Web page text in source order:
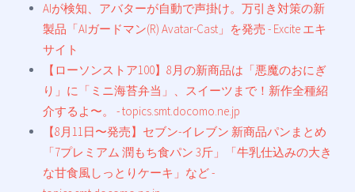
AIが検知、アバターが自動で声掛け。万引き対策の新
製品「AIガードマン(R) Avatar-Cast」を発売 - Excite エキ
サイト
【ローソンストア100】8月の新商品は「悪魔のおにぎ
り」に「ミニ海苔弁当」、スイーツまで！新作全種紹
介するよ〜。 - topics.smt.docomo.ne.jp
【8月11日〜発売】セブン-イレブン 新商品パンまとめ
「7プレミアム 潤もち食パン 3斤」「牛乳仕込みの大き
な甘食風しっとりケーキ」など -